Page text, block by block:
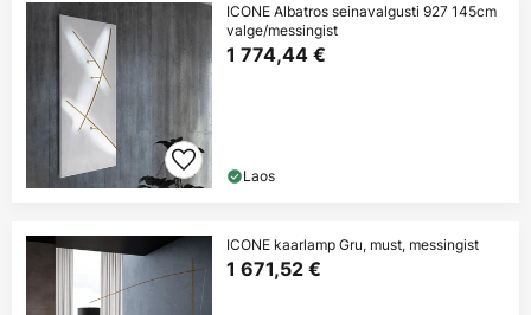
ICONE Albatros seinavalgusti 927 145cm
valge/messingist
1 774,44 €
Laos
ICONE kaarlamp Gru, must, messingist
1 671,52 €